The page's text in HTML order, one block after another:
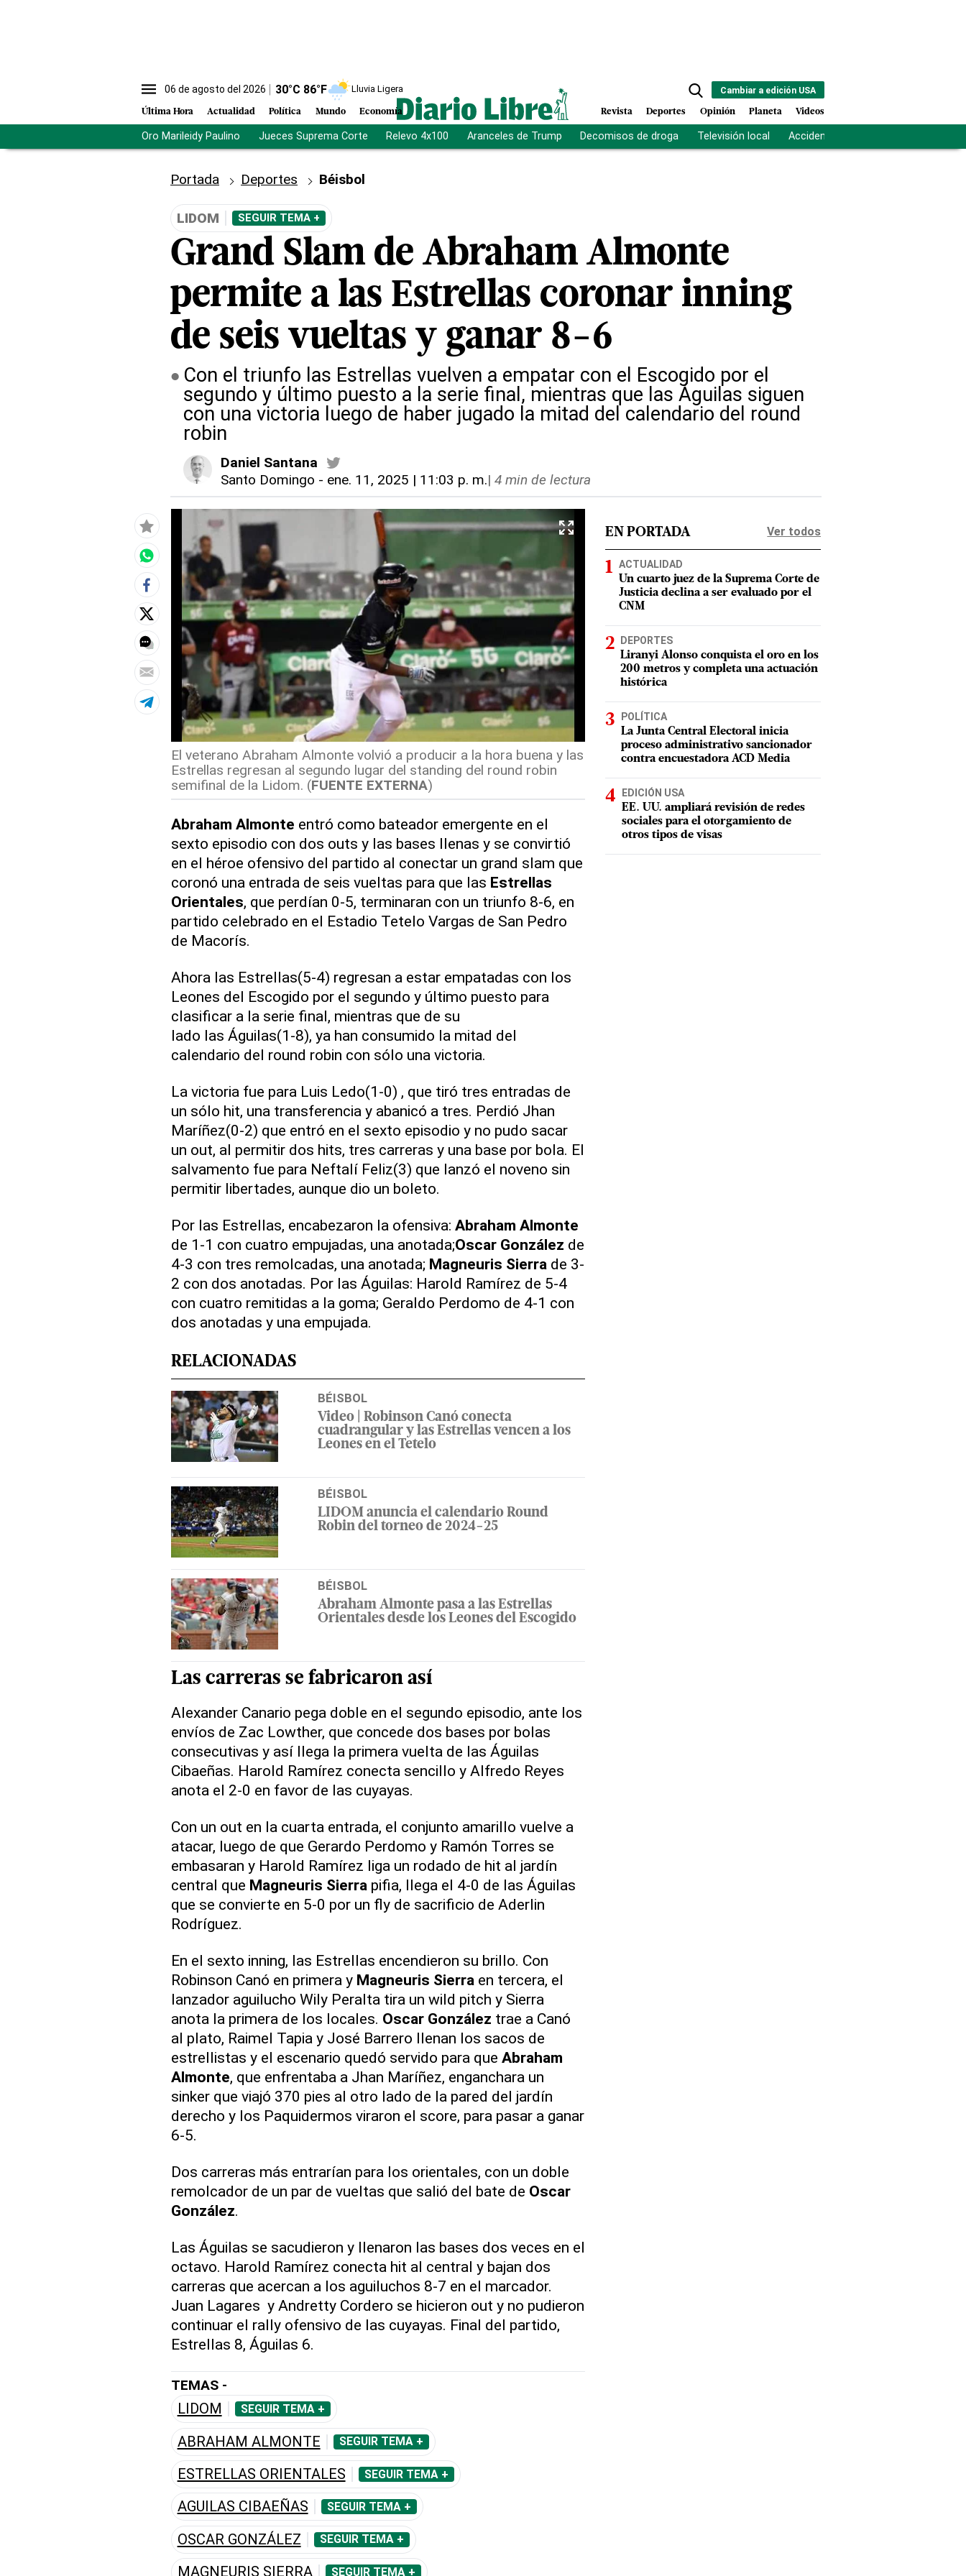
06 de agosto del 2026 30°C 86°F Lluvia Ligera
Última Hora Actualidad Política Mundo Economía
Cambiar a edición USA
Revista Deportes Opinión Planeta Videos
Oro Marileidy Paulino Jueces Suprema Corte Relevo 4x100 Aranceles de Trump Decomisos de droga Televisión local Accidente Los Ríos
Portada Deportes Béisbol
LIDOM SEGUIR TEMA +
Grand Slam de Abraham Almonte
permite a las Estrellas coronar inning
de seis vueltas y ganar 8-6
Con el triunfo las Estrellas vuelven a empatar con el Escogido por el
segundo y último puesto a la serie final, mientras que las Águilas siguen
con una victoria luego de haber jugado la mitad del calendario del round
robin
Daniel Santana
Santo Domingo - ene. 11, 2025 | 11:03 p. m.| 4 min de lectura
El veterano Abraham Almonte volvió a producir a la hora buena y las
Estrellas regresan al segundo lugar del standing del round robin
semifinal de la Lidom. (FUENTE EXTERNA)
Abraham Almonte entró como bateador emergente en el
sexto episodio con dos outs y las bases llenas y se convirtió
en el héroe ofensivo del partido al conectar un grand slam que
coronó una entrada de seis vueltas para que las Estrellas
Orientales, que perdían 0-5, terminaran con un triunfo 8-6, en
partido celebrado en el Estadio Tetelo Vargas de San Pedro
de Macorís.
Ahora las Estrellas(5-4) regresan a estar empatadas con los
Leones del Escogido por el segundo y último puesto para
clasificar a la serie final, mientras que de su
lado las Águilas(1-8), ya han consumido la mitad del
calendario del round robin con sólo una victoria.
La victoria fue para Luis Ledo(1-0) , que tiró tres entradas de
un sólo hit, una transferencia y abanicó a tres. Perdió Jhan
Maríñez(0-2) que entró en el sexto episodio y no pudo sacar
un out, al permitir dos hits, tres carreras y una base por bola. El
salvamento fue para Neftalí Feliz(3) que lanzó el noveno sin
permitir libertades, aunque dio un boleto.
Por las Estrellas, encabezaron la ofensiva: Abraham Almonte
de 1-1 con cuatro empujadas, una anotada;Oscar González de
4-3 con tres remolcadas, una anotada; Magneuris Sierra de 3-
2 con dos anotadas. Por las Águilas: Harold Ramírez de 5-4
con cuatro remitidas a la goma; Geraldo Perdomo de 4-1 con
dos anotadas y una empujada.
RELACIONADAS
BÉISBOL
Video | Robinson Canó conecta
cuadrangular y las Estrellas vencen a los
Leones en el Tetelo
BÉISBOL
LIDOM anuncia el calendario Round
Robin del torneo de 2024-25
BÉISBOL
Abraham Almonte pasa a las Estrellas
Orientales desde los Leones del Escogido
Las carreras se fabricaron así
Alexander Canario pega doble en el segundo episodio, ante los
envíos de Zac Lowther, que concede dos bases por bolas
consecutivas y así llega la primera vuelta de las Águilas
Cibaeñas. Harold Ramírez conecta sencillo y Alfredo Reyes
anota el 2-0 en favor de las cuyayas.
Con un out en la cuarta entrada, el conjunto amarillo vuelve a
atacar, luego de que Gerardo Perdomo y Ramón Torres se
embasaran y Harold Ramírez liga un rodado de hit al jardín
central que Magneuris Sierrapifia, llega el 4-0 de las Águilas
que se convierte en 5-0 por un fly de sacrificio de Aderlin
Rodríguez.
En el sexto inning, las Estrellas encendieron su brillo. Con
Robinson Canó en primera y Magneuris Sierraen tercera, el
lanzador aguilucho Wily Peralta tira un wild pitch y Sierra
anota la primera de los locales. Oscar González trae a Canó
al plato, Raimel Tapia y José Barrero llenan los sacos de
estrellistas y el escenario quedó servido para que Abraham
Almonte, que enfrentaba a Jhan Maríñez, enganchara un
sinker que viajó 370 pies al otro lado de la pared del jardín
derecho y los Paquidermos viraron el score, para pasar a ganar
6-5.
Dos carreras más entrarían para los orientales, con un doble
remolcador de un par de vueltas que salió del bate de Oscar
González.
Las Águilas se sacudieron y llenaron las bases dos veces en el
octavo. Harold Ramírez conecta hit al central y bajan dos
carreras que acercan a los aguiluchos 8-7 en el marcador.
Juan Lagares y Andretty Cordero se hicieron out y no pudieron
continuar el rally ofensivo de las cuyayas. Final del partido,
Estrellas 8, Águilas 6.
TEMAS -
LIDOM SEGUIR TEMA +
ABRAHAM ALMONTE SEGUIR TEMA +
ESTRELLAS ORIENTALES SEGUIR TEMA +
AGUILAS CIBAEÑAS SEGUIR TEMA +
OSCAR GONZÁLEZ SEGUIR TEMA +
MAGNEURIS SIERRA SEGUIR TEMA +
EN PORTADA Ver todos
ACTUALIDAD
Un cuarto juez de la Suprema Corte de
Justicia declina a ser evaluado por el
CNM
DEPORTES
Liranyi Alonso conquista el oro en los
200 metros y completa una actuación
histórica
POLÍTICA
La Junta Central Electoral inicia
proceso administrativo sancionador
contra encuestadora ACD Media
EDICIÓN USA
EE. UU. ampliará revisión de redes
sociales para el otorgamiento de
otros tipos de visas